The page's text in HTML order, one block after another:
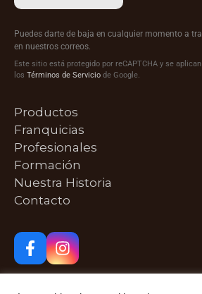
Puedes darte de baja en cualquier momento a
en nuestros correos.
Este sitio está protegido por reCAPTCHA y se
los Términos de Servicio de Google.
Productos
Franquicias
Profesionales
Formación
Nuestra Historia
Contacto